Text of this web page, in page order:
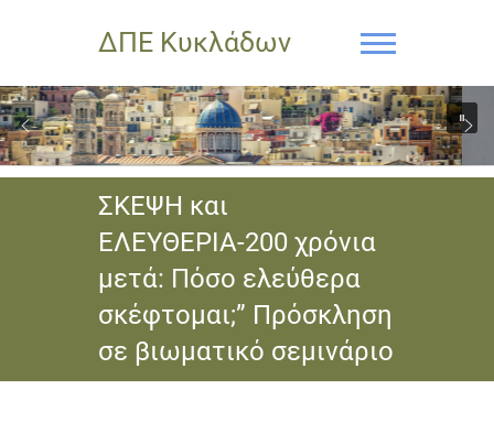
ΔΠΕ Κυκλάδων
ΣΚΕΨΗ και
ΕΛΕΥΘΕΡΙΑ-200 χρόνια
μετά: Πόσο ελεύθερα
σκέφτομαι;” Πρόσκληση
σε βιωματικό σεμινάριο